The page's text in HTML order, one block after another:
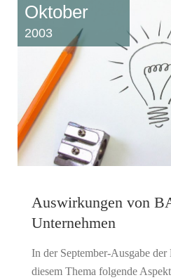
Oktober
2003
Auswirkungen von
Unternehmen
In der September-Ausgabe
diesem Thema folgende